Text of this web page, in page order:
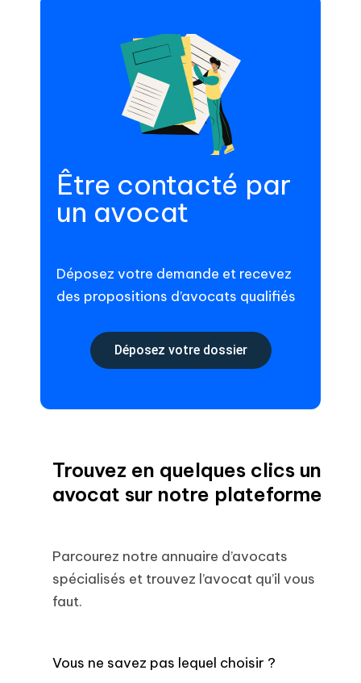
Être contacté par
un avocat
Déposez votre demande et recevez
des propositions d’avocats qualifiés
Déposez votre dossier
Trouvez en quelques clics un
avocat sur notre plateforme
Parcourez notre annuaire d’avocats
spécialisés et trouvez l’avocat qu’il vous
faut.
Vous ne savez pas lequel choisir ?